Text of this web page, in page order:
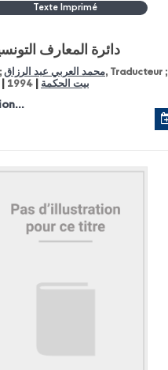
Texte Imprimé
دائرة المعارف
محمد العربي عبد الرزاق, Traducteur ;
بيت الحكمة 1994